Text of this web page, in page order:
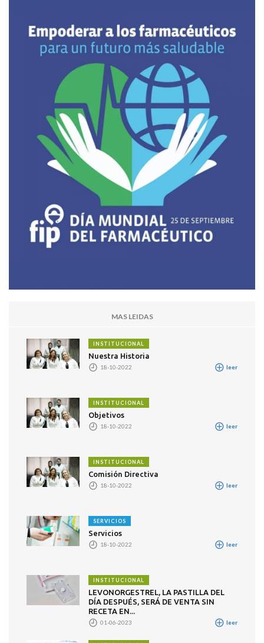
MAS LEIDAS
INSTITUCIONAL
Nuestra Historia
18-10-2022 leer
INSTITUCIONAL
Objetivos
18-10-2022 leer
INSTITUCIONAL
Comisión Directiva
18-10-2022 leer
SERVICIOS
Servicios
18-10-2022 leer
INSTITUCIONAL
LEVONORGESTREL, LA PASTILLA DEL
DÍA DESPUÉS, SERÁ DE VENTA SIN
RECETA EN...
01-06-2023 leer